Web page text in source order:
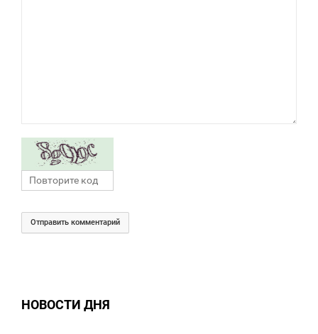
Отправить комментарий
НОВОСТИ ДНЯ